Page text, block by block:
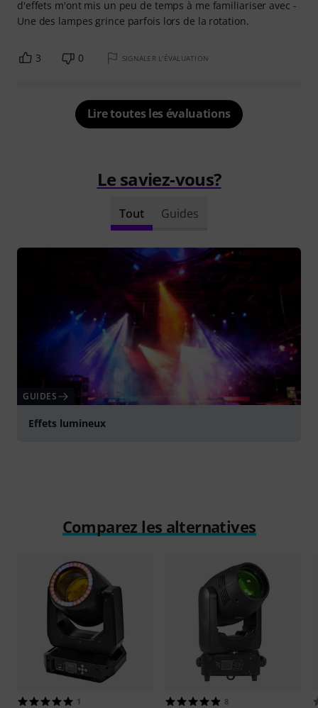
d'effets m'ont mis un peu de temps à me familiariser avec -
Une des lampes grince parfois lors de la rotation.
3 0 SIGNALER L'ÉVALUATION
Lire toutes les évaluations
Le saviez-vous?
Tout Guides
GUIDES
Effets lumineux
Comparez les alternatives
1 8